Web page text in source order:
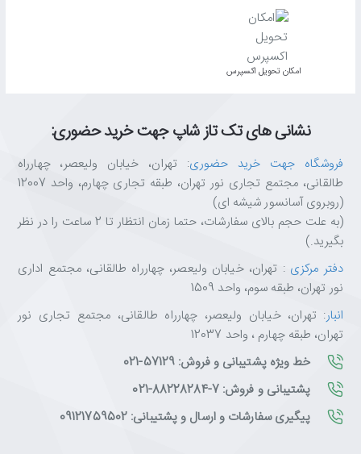
اﻣﮑﺎن ﺗﺤﻮﯾﻞ اﮐﺴﭙﺮس
نشانی های تک تاز شاپ جهت خرید حضوری:
فروشگاه جهت خرید حضوری: تهران، خیابان ولیعصر، چهارراه
طالقانی، مجتمع تجاری نور تهران، طبقه تجاری چهارم، واحد 12007
(روبروی آسانسور شیشه ای)
(به علت حجم بالای سفارشات، حتما زمان انتظار تا 2 ساعت را در نظر
بگیرید.)
دفتر مرکزی : تهران، خیابان ولیعصر، چهارراه طالقانی، مجتمع اداری
نور تهران، طبقه سوم، واحد 1509
انبار: تهران، خیابان ولیعصر، چهارراه طالقانی، مجتمع تجاری نور
تهران، طبقه چهارم ، واحد 12037
خط ویژه پشتیبانی و فروش: 57129-021
پشتیبانی و فروش: 7-88228284-021
پیگیری سفارشات و ارسال و پشتیبانی: 09121759502